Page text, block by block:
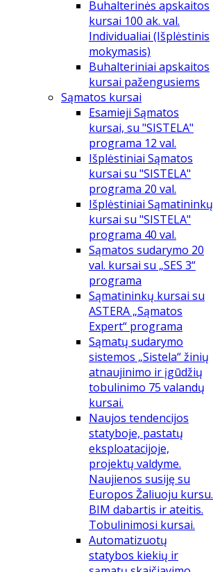
Buhalterinės apskaitos
kursai 100 ak. val.
Individualiai (Išplėstinis
mokymasis)
Buhalteriniai apskaitos
kursai pažengusiems
Sąmatos kursai
Esamieji Sąmatos
kursai, su "SISTELA"
programa 12 val.
Išplėstiniai Sąmatos
kursai su "SISTELA"
programa 20 val.
Išplėstiniai Sąmatininkų
kursai su "SISTELA"
programa 40 val.
Sąmatos sudarymo 20
val. kursai su „SES 3“
programa
Sąmatininkų kursai su
ASTERA „Sąmatos
Expert“ programa
Sąmatų sudarymo
sistemos „Sistela“ žinių
atnaujinimo ir įgūdžių
tobulinimo 75 valandų
kursai.
Naujos tendencijos
statyboje, pastatų
eksploatacijoje,
projektų valdyme.
Naujienos susiję su
Europos Žaliuoju kursu.
BIM dabartis ir ateitis.
Tobulinimosi kursai.
Automatizuotų
statybos kiekių ir